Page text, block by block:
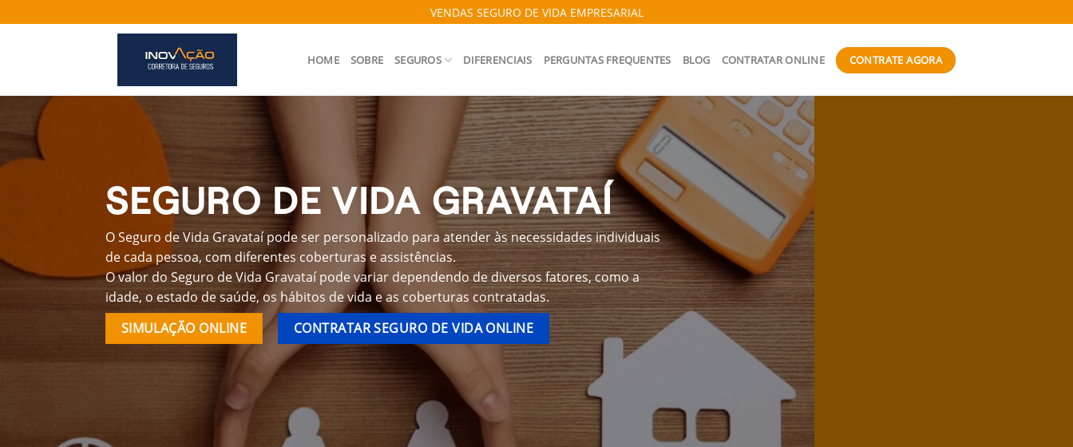
to
VENDAS SEGURO DE VIDA EMPRESARIAL
HOME SOBRE SEGUROS DIFERENCIAIS PERGUNTAS FREQUENTES BLOG CONTRATAR ONLINE CONTRATE AGORA
SEGURO DE VIDA GRAVATAÍ
O Seguro de Vida Gravataí pode ser personalizado para atender às necessidades individuais
de cada pessoa, com diferentes coberturas e assistências.
O valor do Seguro de Vida Gravataí pode variar dependendo de diversos fatores, como a
idade, o estado de saúde, os hábitos de vida e as coberturas contratadas.
SIMULAÇÃO ONLINE
CONTRATAR SEGURO DE VIDA ONLINE